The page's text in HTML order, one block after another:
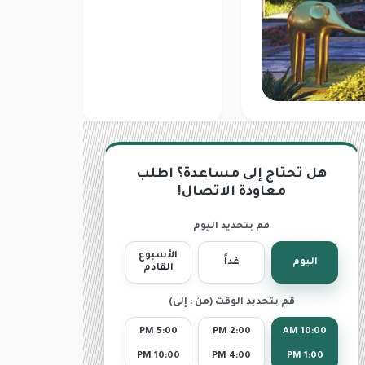
هل تحتاج إلى مساعدة؟ اطلب
معاودة الاتصال!
قم بتحديد اليوم
اليوم غداً
الأسبوع
القادم
قم بتحديد الوقت (من : إلى)
10:00 AM
1:00 PM
2:00 PM
4:00 PM
5:00 PM
10:00 PM